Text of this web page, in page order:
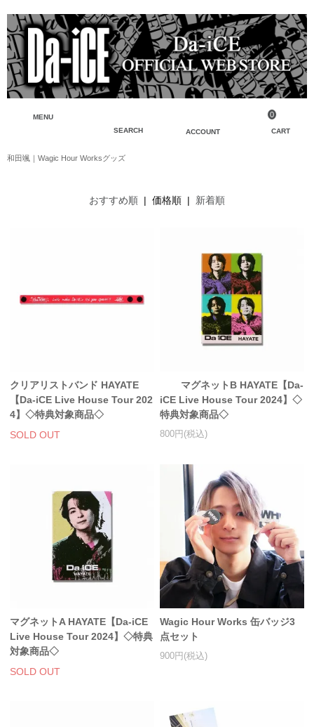
MENU
SEARCH
ACCOUNT CART
0
ペンライト・ブレスレットライト
キーホルダー・チャーム
アクリルスタンド・アクセサリー・帽子
生活雑貨・菓子・ゲーム
工藤大輝グッズ
花村想太｜Natural Lag(ナチュラルラグ)グッズ
和田颯｜Wagic Hour Worksグッズ
写真集・パンフレット
EC限定グッズ
スマホケース・モバイルバッテリー
会場限定グッズ
マイアカウント
和田颯｜Wagic Hour Worksグッズ
おすすめ順 | 価格順 | 新着順
クリアリストバンド HAYATE
【Da-iCE Live House Tour 202
4】◇特典対象商品◇
SOLD OUT
マグネットB HAYATE【Da-
iCE Live House Tour 2024】◇
特典対象商品◇
800円(税込)
マグネットA HAYATE【Da-iCE
Live House Tour 2024】◇特典
対象商品◇
SOLD OUT
Wagic Hour Works 缶バッジ3
点セット
900円(税込)